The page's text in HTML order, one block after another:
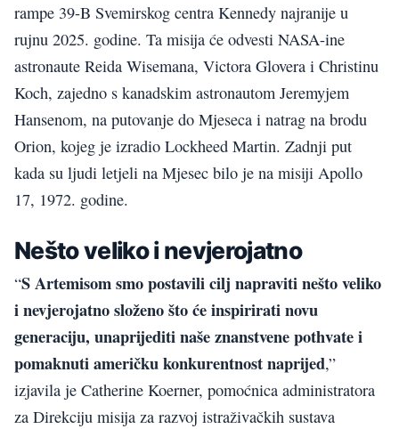
rampe 39-B Svemirskog centra Kennedy najranije u
rujnu 2025. godine. Ta misija će odvesti NASA-ine
astronaute Reida Wisemana, Victora Glovera i Christinu
Koch, zajedno s kanadskim astronautom Jeremyjem
Hansenom, na putovanje do Mjeseca i natrag na brodu
Orion, kojeg je izradio Lockheed Martin. Zadnji put
kada su ljudi letjeli na Mjesec bilo je na misiji Apollo
17, 1972. godine.
Nešto veliko i nevjerojatno
“S Artemisom smo postavili cilj napraviti nešto veliko
i nevjerojatno složeno što će inspirirati novu
generaciju, unaprijediti naše znanstvene pothvate i
pomaknuti američku konkurentnost naprijed,”
izjavila je Catherine Koerner, pomoćnica administratora
za Direkciju misija za razvoj istraživačkih sustava